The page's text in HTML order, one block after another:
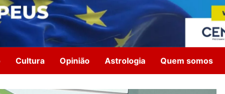
Cultura Opinião Astrologia Quem somos